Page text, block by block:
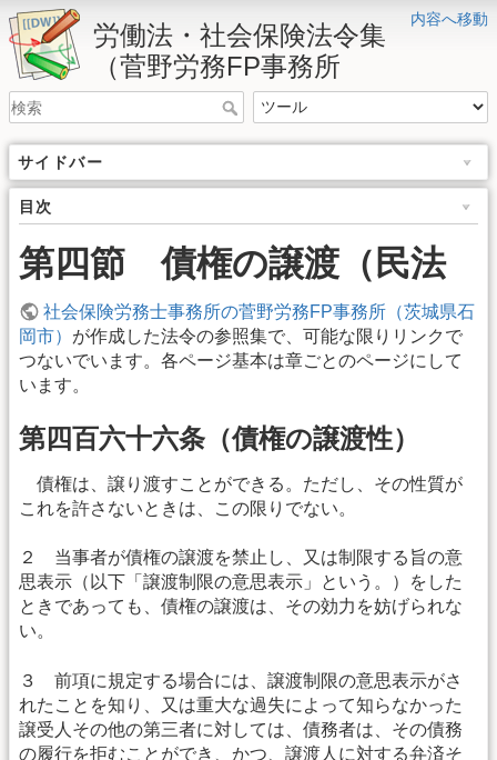
内容へ移動
労働法・社会保険法令集
（菅野労務FP事務所
サイドバー
目次
第四節 債権の譲渡（民法
社会保険労務士事務所の菅野労務FP事務所（茨城県石
岡市） が作成した法令の参照集で、可能な限りリンクで
つないでいます。各ページ基本は章ごとのページにして
います。
第四百六十六条（債権の譲渡性）
債権は、譲り渡すことができる。ただし、その性質が
これを許さないときは、この限りでない。
２ 当事者が債権の譲渡を禁止し、又は制限する旨の意
思表示（以下「譲渡制限の意思表示」という。）をした
ときであっても、債権の譲渡は、その効力を妨げられな
い。
３ 前項に規定する場合には、譲渡制限の意思表示がさ
れたことを知り、又は重大な過失によって知らなかった
譲受人その他の第三者に対しては、債務者は、その債務
の履行を拒むことができ、かつ、譲渡人に対する弁済そ